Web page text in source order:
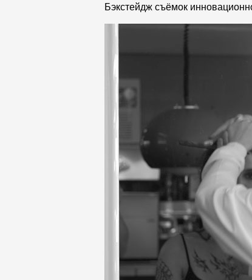
Металлические водосточные
Бэкстейдж съёмок